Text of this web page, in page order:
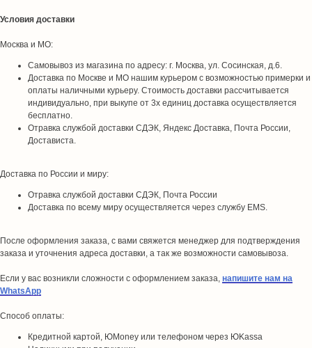
Условия доставки
Москва и МО:
Самовывоз из магазина по адресу: г. Москва, ул. Сосинская, д.6.
Доставка по Москве и МО нашим курьером с возможностью примерки и
оплаты наличными курьеру. Стоимость доставки рассчитывается
индивидуально, при выкупе от 3х единиц доставка осуществляется
бесплатно.
Отравка службой доставки СДЭК, Яндекс Доставка, Почта России,
Достависта.
Доставка по России и миру:
Отравка службой доставки СДЭК, Почта России
Доставка по всему миру осуществляется через службу EMS.
После оформления заказа, с вами свяжется менеджер для подтверждения
заказа и уточнения адреса доставки, а так же возможности самовывоза.
Если у вас возникли сложности с оформлением заказа, напишите нам на
WhatsApp
Способ оплаты:
Кредитной картой, ЮMoney или телефоном через ЮKassa